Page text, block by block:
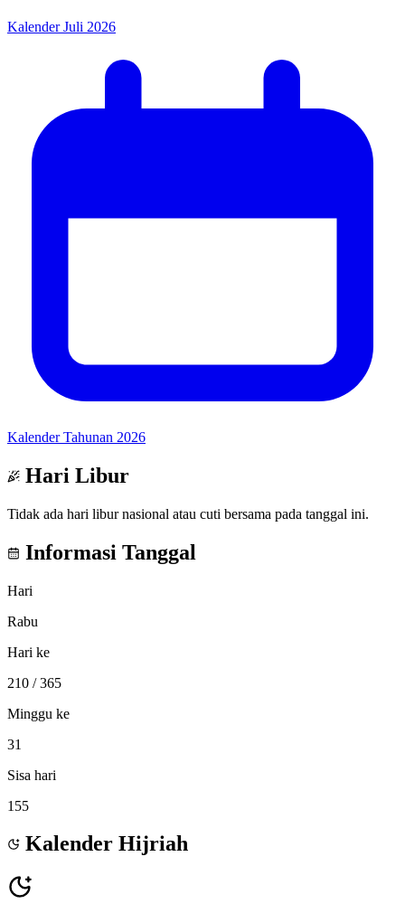
Kalender Juli 2026
Kalender Tahunan 2026
Hari Libur
Tidak ada hari libur nasional atau cuti bersama pada tanggal ini.
Informasi Tanggal
Hari
Rabu
Hari ke
210 / 365
Minggu ke
31
Sisa hari
155
Kalender Hijriah